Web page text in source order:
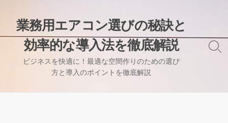
キ
業務用エアコン選びの秘訣と
効率的な導入法を徹底解説
ビジネスを快適に！最適な空間作りのための選び
方と導入のポイントを徹底解説
検